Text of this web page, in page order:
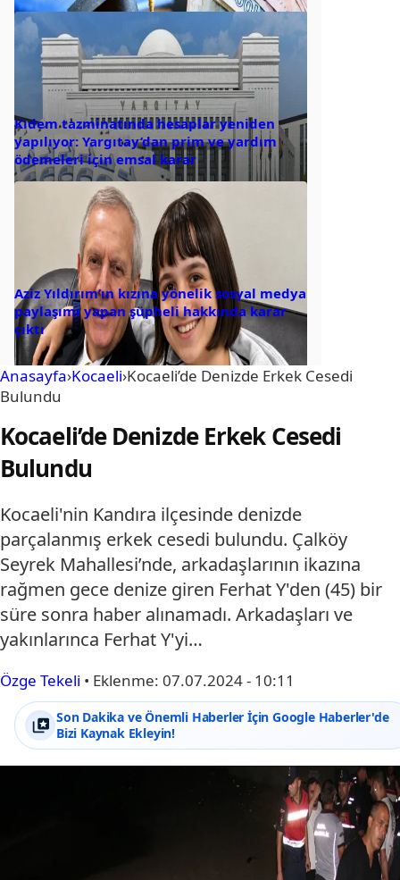
Kıdem tazminatında hesaplar yeniden
yapılıyor: Yargıtay’dan prim ve yardım
ödemeleri için emsal karar
Aziz Yıldırım’ın kızına yönelik sosyal medya
paylaşımı yapan şüpheli hakkında karar
çıktı
Anasayfa›Kocaeli›Kocaeli’de Denizde Erkek Cesedi
Bulundu
Kocaeli’de Denizde Erkek Cesedi
Bulundu
Kocaeli'nin Kandıra ilçesinde denizde
parçalanmış erkek cesedi bulundu. Çalköy
Seyrek Mahallesi’nde, arkadaşlarının ikazına
rağmen gece denize giren Ferhat Y'den (45) bir
süre sonra haber alınamadı. Arkadaşları ve
yakınlarınca Ferhat Y'yi…
Özge Tekeli • Eklenme: 07.07.2024 - 10:11
Son Dakika ve Önemli Haberler İçin Google Haberler'de
Bizi Kaynak Ekleyin!